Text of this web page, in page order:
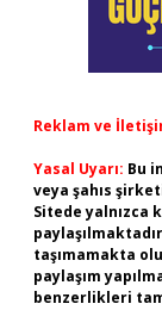
Reklam ve
Yasal Uyarı: Bu
veya şahıs
Sitede yalnızca
taşımamakta
paylaşım
benzerlikleri